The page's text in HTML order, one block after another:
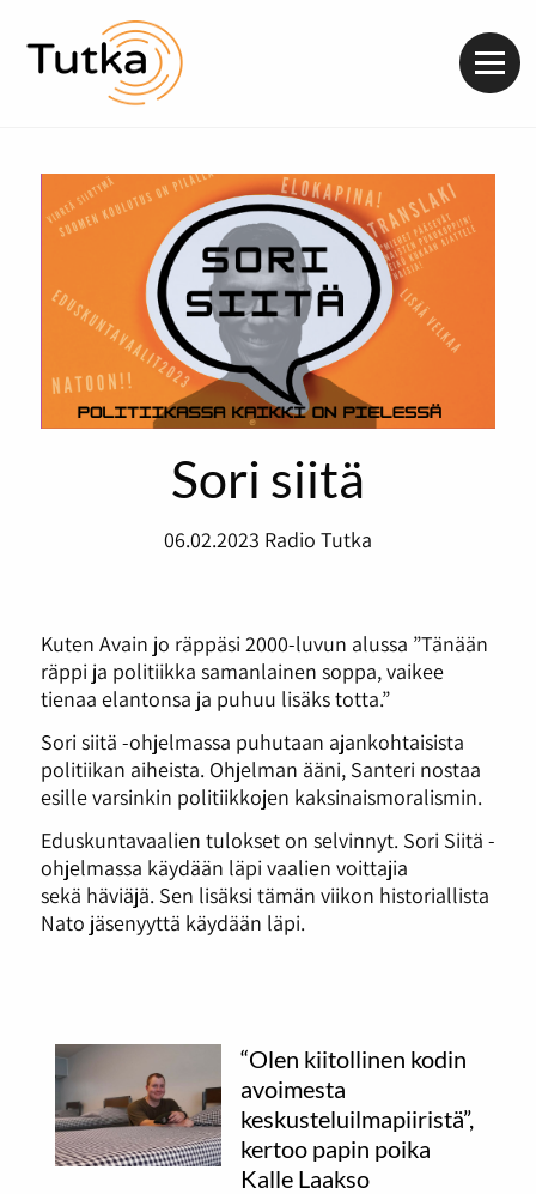
Sori siitä
06.02.2023 Radio Tutka
Kuten Avain jo räppäsi 2000-luvun alussa ”Tänään
räppi ja politiikka samanlainen soppa, vaikee
tienaa elantonsa ja puhuu lisäks totta.”
Sori siitä -ohjelmassa puhutaan ajankohtaisista
politiikan aiheista. Ohjelman ääni, Santeri nostaa
esille varsinkin politiikkojen kaksinaismoralismin.
Eduskuntavaalien tulokset on selvinnyt. Sori Siitä -
ohjelmassa käydään läpi vaalien voittajia
sekä häviäjä. Sen lisäksi tämän viikon historiallista
Nato jäsenyyttä käydään läpi.
“Olen kiitollinen kodin
avoimesta
keskusteluilmapiiristä”,
kertoo papin poika
Kalle Laakso